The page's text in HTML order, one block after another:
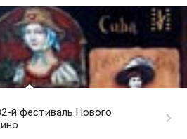
й фестиваль Нового